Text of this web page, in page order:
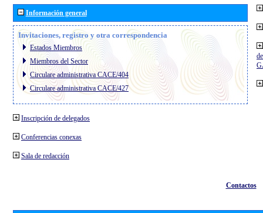
Información general
Invitaciones, registro y otra correspondencia
Estados Miembros
Miembros del Sector
Circulare administrativa CACE/404
Circulare administrativa CACE/427
Inscripción de delegados
Conferencias conexas
Sala de redacción
Contactos